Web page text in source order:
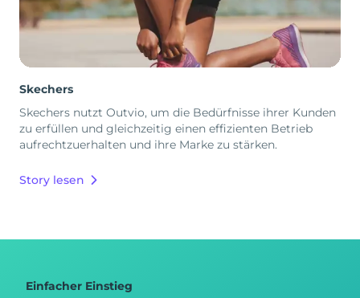
Skechers
Skechers nutzt Outvio, um die Bedürfnisse ihrer Kunden
zu erfüllen und gleichzeitig einen effizienten Betrieb
aufrechtzuerhalten und ihre Marke zu stärken.
Story lesen
Einfacher Einstieg